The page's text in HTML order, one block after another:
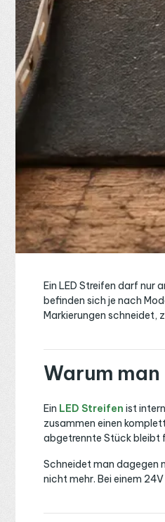
Ein LED Streifen darf nur
befinden sich je nach
Markierungen schneidet,
Warum
Ein LED Streifen ist
zusammen einen
abgetrennte Stück bleibt
Schneidet man dagegen
nicht mehr. Bei einem